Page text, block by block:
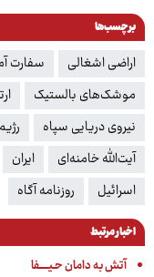
برچسب‌ها
اراضی اشغالی سفارت
موشک‌های بالستیک
نیروی دریایی سپاه
آیت‌الله خامنه‌ای
ایران
اسرائیل
روزنامه آگاه
اخبار مرتبط
آتش به دامان حـیـــــفا